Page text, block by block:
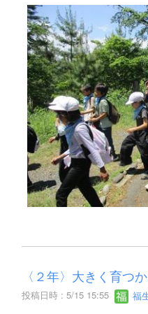
〈２年〉大きく育つ
投稿日時 : 5/15 15:55 福